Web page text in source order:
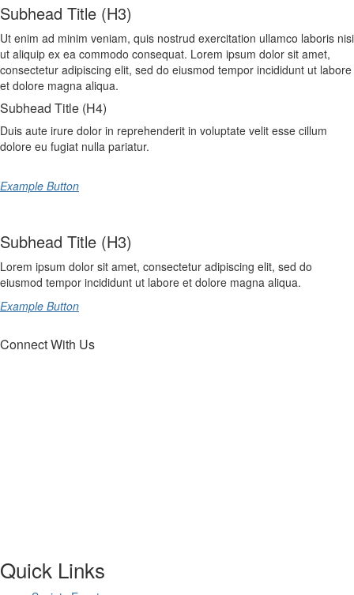
Subhead Title (H3)
Ut enim ad minim veniam, quis nostrud exercitation ullamco laboris nisi
ut aliquip ex ea commodo consequat. Lorem ipsum dolor sit amet,
consectetur adipiscing elit, sed do eiusmod tempor incididunt ut labore
et dolore magna aliqua.
Subhead Title (H4)
Duis aute irure dolor in reprehenderit in voluptate velit esse cillum
dolore eu fugiat nulla pariatur.
Example Button
Subhead Title (H3)
Lorem ipsum dolor sit amet, consectetur adipiscing elit, sed do
eiusmod tempor incididunt ut labore et dolore magna aliqua.
Example Button
Connect With Us
Quick Links